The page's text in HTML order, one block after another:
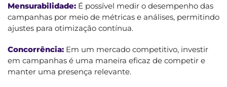
Mensurabilidade: É possível medir o desempenho das
campanhas por meio de métricas e análises, permitindo
ajustes para otimização contínua.
Concorrência: Em um mercado competitivo, investir
em campanhas é uma maneira eficaz de competir e
manter uma presença relevante.